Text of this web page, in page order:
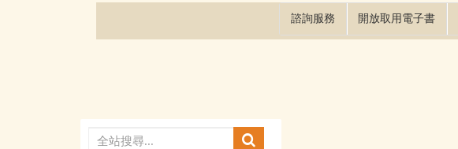
諮詢服務 開放取用電子書